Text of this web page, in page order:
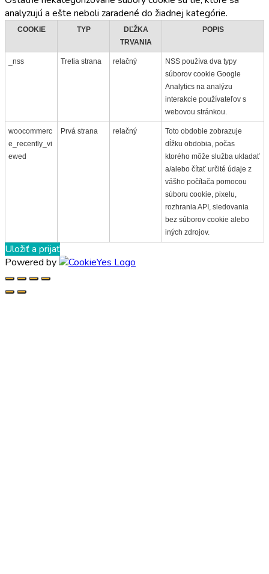
analyzujú a ešte neboli zaradené do žiadnej kategórie.
COOKIE TYP
DĽŽKA
TRVANIA
POPIS
_nss Tretia strana relačný
NSS používa dva typy
súborov cookie Google
Analytics na analýzu
interakcie používateľov s
webovou stránkou.
woocommerc
e_recently_vi
ewed
Prvá strana relačný
Toto obdobie zobrazuje
dĺžku obdobia, počas
ktorého môže služba ukladať
a/alebo čítať určité údaje z
vášho počítača pomocou
súboru cookie, pixelu,
rozhrania API, sledovania
bez súborov cookie alebo
iných zdrojov.
Uložiť a prijať
Powered by